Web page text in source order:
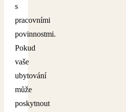
s
pracovními
povinnostmi.
Pokud
vaše
ubytování
může
poskytnout